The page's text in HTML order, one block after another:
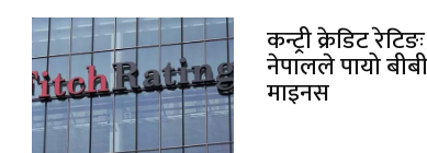
कन्ट्री क्रेडिट रेटिङः
नेपालले पायो बीबी
माइनस